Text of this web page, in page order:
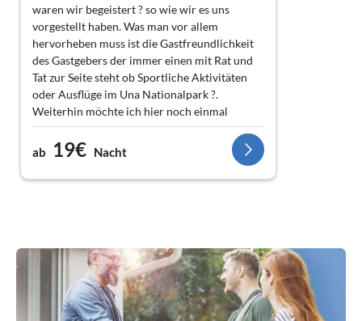
waren wir begeistert ? so wie wir es uns
vorgestellt haben. Was man vor allem
hervorheben muss ist die Gastfreundlichkeit
des Gastgebers der immer einen mit Rat und
Tat zur Seite steht ob Sportliche Aktivitäten
oder Ausflüge im Una Nationalpark ?️.
Weiterhin möchte ich hier noch einmal
erwähnen dass die Hilfsbereitschaft,
Herzlichkeit sowie die nette Einfachheit der
heutzutage nicht alltäglich ist.
Liebe Grüße von Familie Köppe
ab 19€ Nacht